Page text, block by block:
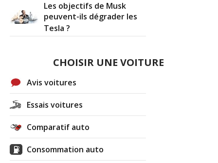
Les objectifs de Musk
peuvent-ils dégrader les
Tesla ?
CHOISIR UNE VOITURE
Avis voitures
Essais voitures
Comparatif auto
Consommation auto